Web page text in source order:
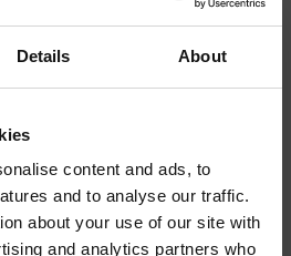
Details About
content and ads, to
and to analyse our traffic.
about your use of our site with
and analytics partners who
re dei dessert sarà il
di latte fresco italiano
prime selezionate